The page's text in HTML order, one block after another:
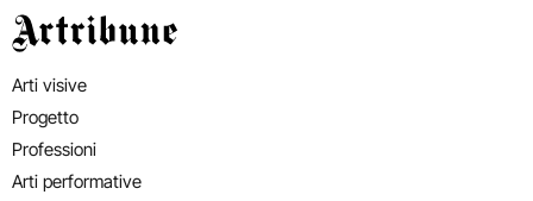
Artribune
Arti visive
Progetto
Professioni
Arti performative